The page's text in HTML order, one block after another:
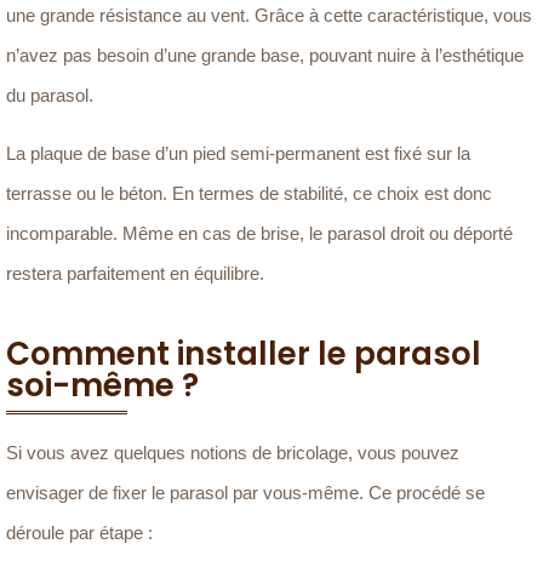
une grande résistance au vent. Grâce à cette caractéristique, vous
n’avez pas besoin d’une grande base, pouvant nuire à l’esthétique
du parasol.
La plaque de base d’un pied semi-permanent est fixé sur la
terrasse ou le béton. En termes de stabilité, ce choix est donc
incomparable. Même en cas de brise, le parasol droit ou déporté
restera parfaitement en équilibre.
Comment installer le parasol
soi-même ?
Si vous avez quelques notions de bricolage, vous pouvez
envisager de fixer le parasol par vous-même. Ce procédé se
déroule par étape :